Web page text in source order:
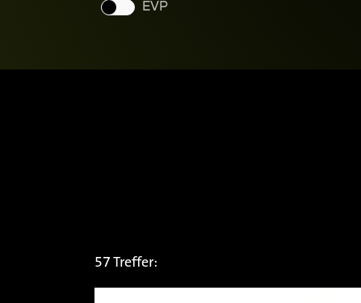
EVP
57 Treffer: